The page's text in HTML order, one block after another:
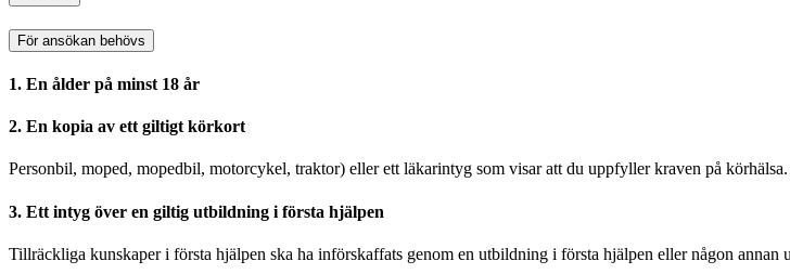
För ansökan behövs
1. En ålder på minst 18 år
2. En kopia av ett giltigt körkort
Personbil, moped, mopedbil, motorcykel, traktor) eller ett läkarintyg som visar att du uppfyller kraven på körhälsa.
3. Ett intyg över en giltig utbildning i första hjälpen
Tillräckliga kunskaper i första hjälpen ska ha införskaffats genom en utbildning i första hjälpen eller någon annan